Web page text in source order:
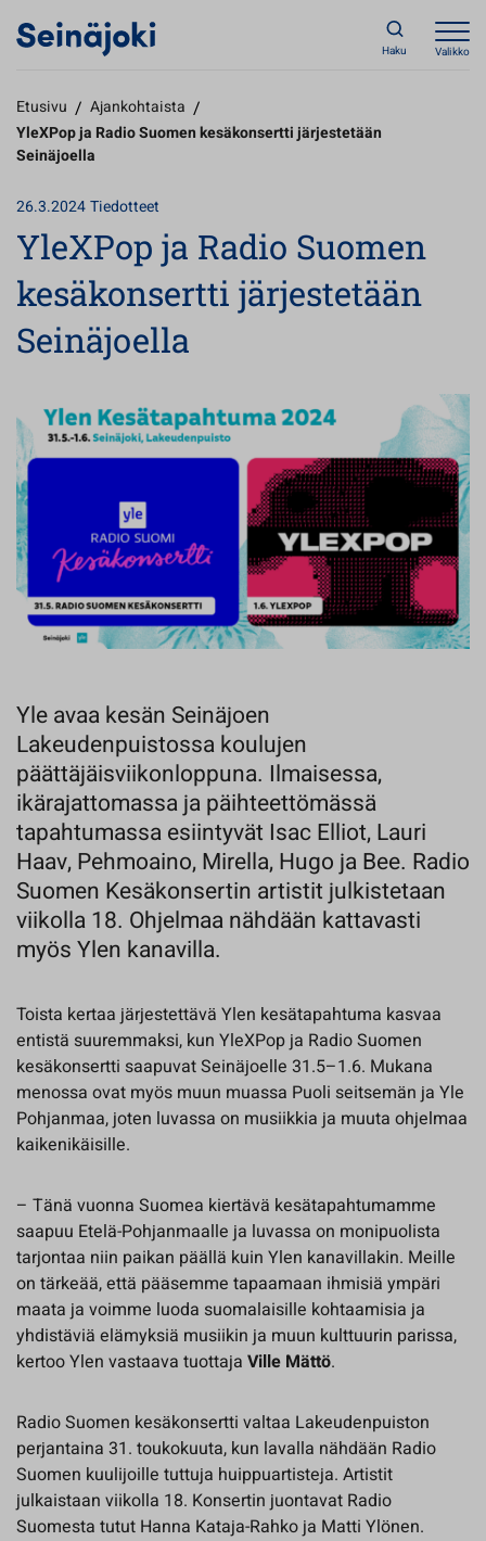
Haku Valikko
Etusivu / Ajankohtaista /
YleXPop ja Radio Suomen kesäkonsertti järjestetään
Seinäjoella
26.3.2024Tiedotteet
YleXPop ja Radio Suomen
kesäkonsertti järjestetään
Seinäjoella
Yle avaa kesän Seinäjoen
Lakeudenpuistossa koulujen
päättäjäisviikonloppuna. Ilmaisessa,
ikärajattomassa ja päihteettömässä
tapahtumassa esiintyvät Isac Elliot, Lauri
Haav, Pehmoaino, Mirella, Hugo ja Bee. Radio
Suomen Kesäkonsertin artistit julkistetaan
viikolla 18. Ohjelmaa nähdään kattavasti
myös Ylen kanavilla.
Toista kertaa järjestettävä Ylen kesätapahtuma kasvaa
entistä suuremmaksi, kun YleXPop ja Radio Suomen
kesäkonsertti saapuvat Seinäjoelle 31.5–1.6. Mukana
menossa ovat myös muun muassa Puoli seitsemän ja Yle
Pohjanmaa, joten luvassa on musiikkia ja muuta ohjelmaa
kaikenikäisille.
– Tänä vuonna Suomea kiertävä kesätapahtumamme
saapuu Etelä-Pohjanmaalle ja luvassa on monipuolista
tarjontaa niin paikan päällä kuin Ylen kanavillakin. Meille
on tärkeää, että pääsemme tapaamaan ihmisiä ympäri
maata ja voimme luoda suomalaisille kohtaamisia ja
yhdistäviä elämyksiä musiikin ja muun kulttuurin parissa,
kertoo Ylen vastaava tuottaja Ville Mättö.
Radio Suomen kesäkonsertti valtaa Lakeudenpuiston
perjantaina 31. toukokuuta, kun lavalla nähdään Radio
Suomen kuulijoille tuttuja huippuartisteja. Artistit
julkaistaan viikolla 18. Konsertin juontavat Radio
Suomesta tutut Hanna Kataja-Rahko ja Matti Ylönen.